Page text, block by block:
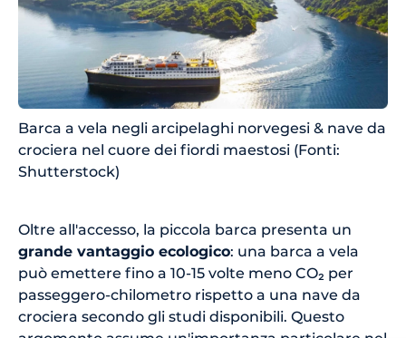
Barca a vela negli arcipelaghi norvegesi & nave da
crociera nel cuore dei fiordi maestosi (Fonti:
Shutterstock)
Oltre all'accesso, la piccola barca presenta un
grande vantaggio ecologico: una barca a vela
può emettere fino a 10-15 volte meno CO₂ per
passeggero-chilometro rispetto a una nave da
crociera secondo gli studi disponibili. Questo